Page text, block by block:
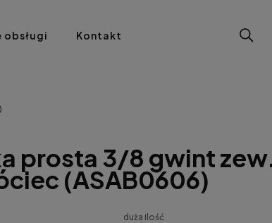
obsługi Kontakt
prosta 3/8 gwint
(ASAB0606)
duża ilość